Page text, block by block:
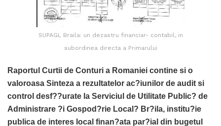
SUPAGL Braila: un dezastru financiar- contabil, in
subordinea directa a Primarului
Raportul Curtii de Conturi a Romaniei contine si o
valoroasa Sinteza a rezultatelor ac?iunilor de audit si
control desf??urate la Serviciul de Utilitate Public? de
Administrare ?i Gospod?rie Local? Br?ila, institu?ie
publica de interes local finan?ata par?ial din bugetul